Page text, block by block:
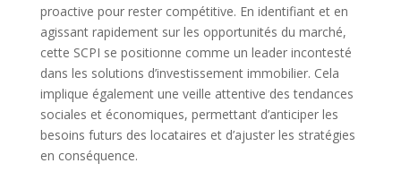
proactive pour rester compétitive. En identifiant et en
agissant rapidement sur les opportunités du marché,
cette SCPI se positionne comme un leader incontesté
dans les solutions d’investissement immobilier. Cela
implique également une veille attentive des tendances
sociales et économiques, permettant d’anticiper les
besoins futurs des locataires et d’ajuster les stratégies
en conséquence.